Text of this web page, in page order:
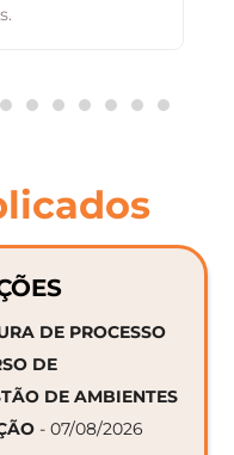
DE PROCESSO
DE
DE AMBIENTES
- 07/08/2026